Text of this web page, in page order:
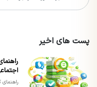
پست های اخیر
راهنمای